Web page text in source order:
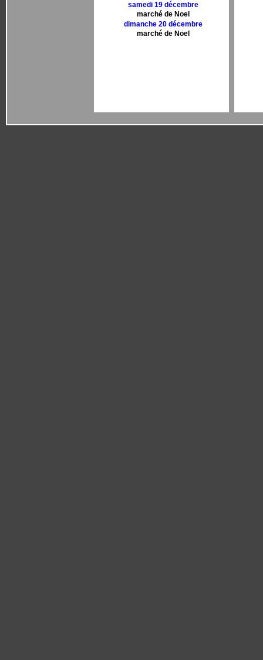
samedi 19 décembre
marché de Noel
dimanche 20 décembre
marché de Noel